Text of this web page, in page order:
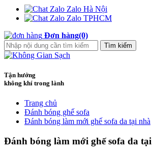
Zalo Hà Nội
Zalo TPHCM
Đơn hàng(0)
Tận hưởng
không khí trong lành
Trang chủ
Đánh bóng ghế sofa
Đánh bóng làm mới ghế sofa da tại nhà
Đánh bóng làm mới ghế sofa da